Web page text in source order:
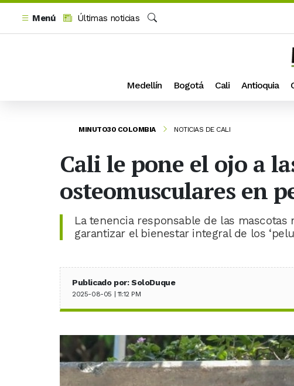
Menú
Últimas noticias
Buscar
Medellín Bogotá Cali Antioquia
MINUTO30 COLOMBIA NOTICIAS DE CALI
Cali le pone el ojo a
osteomusculares en
La tenencia responsable de las mascotas
garantizar el bienestar integral de los
Publicado por: SoloDuque
2025-08-05 | 11:12 PM